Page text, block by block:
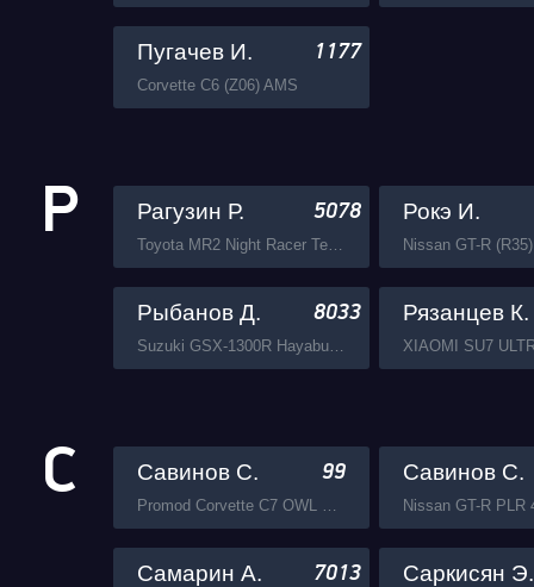
Пугачев И. 1177
Corvette C6 (Z06) AMS
Р Рагузин Р. 5078
Toyota MR2 Night Racer Team
Рокэ И.
Рыбанов Д. 8033
Suzuki GSX-1300R Hayabusa Busa Zone
Рязанцев К.
С Савинов С. 99
Promod Corvette C7 OWL Garage
Савинов С.
Самарин А. 7013 Саркисян Э.